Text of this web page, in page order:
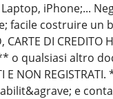
iPhone;...
facile costruire un
DI CREDITO
qualsiasi altro
E NON
abilit&agrave; e